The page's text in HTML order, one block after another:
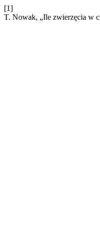
[1]
T. Nowak, „Ile zwierzęcia w